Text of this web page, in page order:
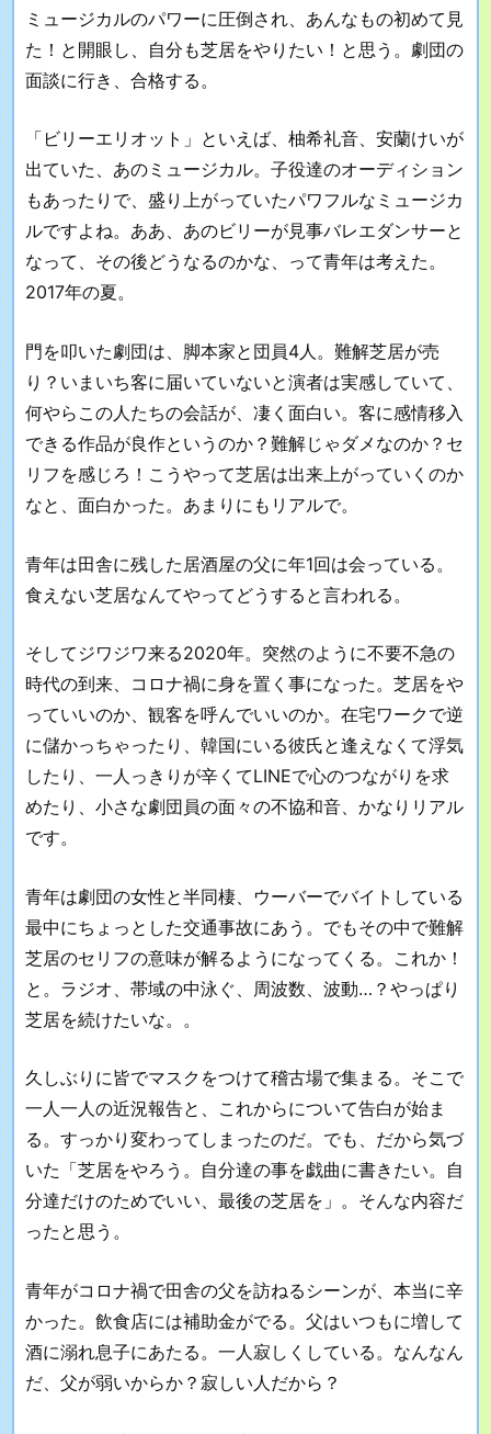
ミュージカルのパワーに圧倒され、あんなもの初めて見
た！と開眼し、自分も芝居をやりたい！と思う。劇団の
面談に行き、合格する。
「ビリーエリオット」といえば、柚希礼音、安蘭けいが
出ていた、あのミュージカル。子役達のオーディション
もあったりで、盛り上がっていたパワフルなミュージカ
ルですよね。ああ、あのビリーが見事バレエダンサーと
なって、その後どうなるのかな、って青年は考えた。
2017年の夏。
門を叩いた劇団は、脚本家と団員4人。難解芝居が売
り？いまいち客に届いていないと演者は実感していて、
何やらこの人たちの会話が、凄く面白い。客に感情移入
できる作品が良作というのか？難解じゃダメなのか？セ
リフを感じろ！こうやって芝居は出来上がっていくのか
なと、面白かった。あまりにもリアルで。
青年は田舎に残した居酒屋の父に年1回は会っている。
食えない芝居なんてやってどうすると言われる。
そしてジワジワ来る2020年。突然のように不要不急の
時代の到来、コロナ禍に身を置く事になった。芝居をや
っていいのか、観客を呼んでいいのか。在宅ワークで逆
に儲かっちゃったり、韓国にいる彼氏と逢えなくて浮気
したり、一人っきりが辛くてLINEで心のつながりを求
めたり、小さな劇団員の面々の不協和音、かなりリアル
です。
青年は劇団の女性と半同棲、ウーバーでバイトしている
最中にちょっとした交通事故にあう。でもその中で難解
芝居のセリフの意味が解るようになってくる。これか！
と。ラジオ、帯域の中泳ぐ、周波数、波動… ？やっぱり
芝居を続けたいな。。
久しぶりに皆でマスクをつけて稽古場で集まる。そこで
一人一人の近況報告と、これからについて告白が始ま
る。すっかり変わってしまったのだ。でも、だから気づ
いた「芝居をやろう。自分達の事を戯曲に書きたい。自
分達だけのためでいい、最後の芝居を」。そんな内容だ
ったと思う。
青年がコロナ禍で田舎の父を訪ねるシーンが、本当に辛
かった。飲食店には補助金がでる。父はいつもに増して
酒に溺れ息子にあたる。一人寂しくしている。なんなん
だ、父が弱いからか？寂しい人だから？